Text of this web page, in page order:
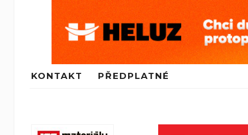
KONTAKT PŘEDPLATNÉ